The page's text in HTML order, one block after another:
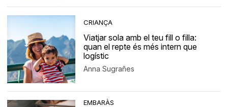
CRIANÇA
Viatjar sola amb el teu fill o filla:
quan el repte és més intern que
logístic
Anna Sugrañes
EMBARÀS